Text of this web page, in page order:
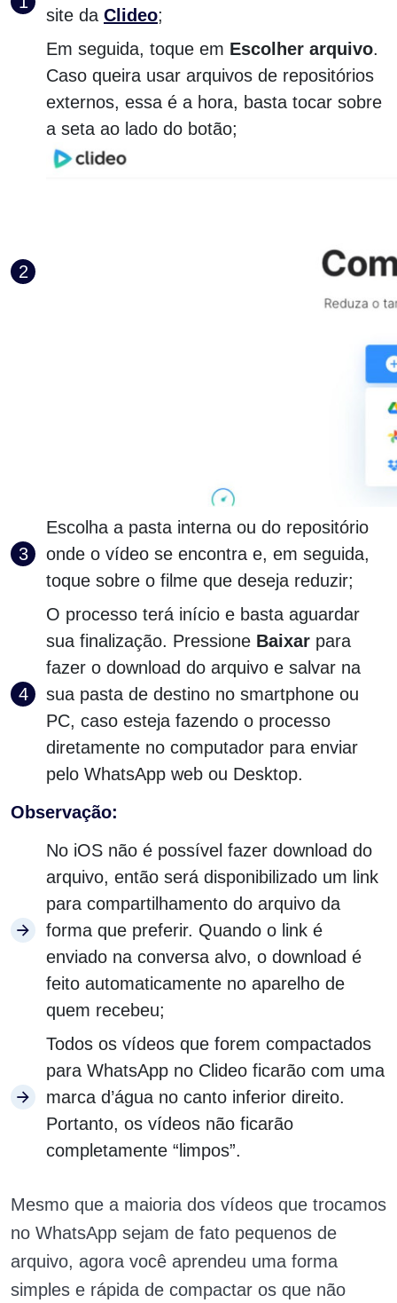
site da Clideo;
Em seguida, toque em Escolher arquivo.
Caso queira usar arquivos de repositórios
externos, essa é a hora, basta tocar sobre
a seta ao lado do botão;
Escolha a pasta interna ou do repositório
onde o vídeo se encontra e, em seguida,
toque sobre o filme que deseja reduzir;
O processo terá início e basta aguardar
sua finalização. Pressione Baixar para
fazer o download do arquivo e salvar na
sua pasta de destino no smartphone ou
PC, caso esteja fazendo o processo
diretamente no computador para enviar
pelo WhatsApp web ou Desktop.
Observação:
No iOS não é possível fazer download do
arquivo, então será disponibilizado um link
para compartilhamento do arquivo da
forma que preferir. Quando o link é
enviado na conversa alvo, o download é
feito automaticamente no aparelho de
quem recebeu;
Todos os vídeos que forem compactados
para WhatsApp no Clideo ficarão com uma
marca d’água no canto inferior direito.
Portanto, os vídeos não ficarão
completamente “limpos”.
Mesmo que a maioria dos vídeos que trocamos
no WhatsApp sejam de fato pequenos de
arquivo, agora você aprendeu uma forma
simples e rápida de compactar os que não